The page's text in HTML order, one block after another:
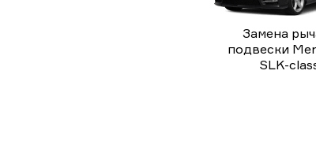
Замена
подвески
SLK-